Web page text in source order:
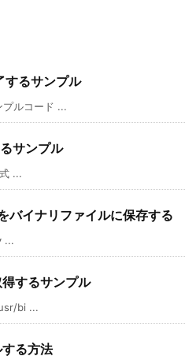
するサンプル
ルコード ...
サンプル
...
イナリファイルに保存する
...
するサンプル
bi ...
る方法